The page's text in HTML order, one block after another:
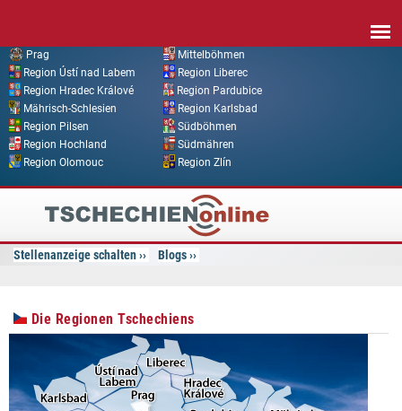
Prag
Mittelböhmen
Region Ústí nad Labem
Region Liberec
Region Hradec Králové
Region Pardubice
Mährisch-Schlesien
Region Karlsbad
Region Pilsen
Südböhmen
Region Hochland
Südmähren
Region Olomouc
Region Zlín
Tschechien
Online
Stellenanzeige schalten Blogs
Die Regionen Tschechiens